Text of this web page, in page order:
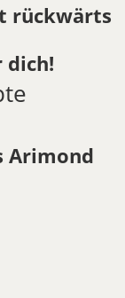
rückwärts
dich!
Arimond